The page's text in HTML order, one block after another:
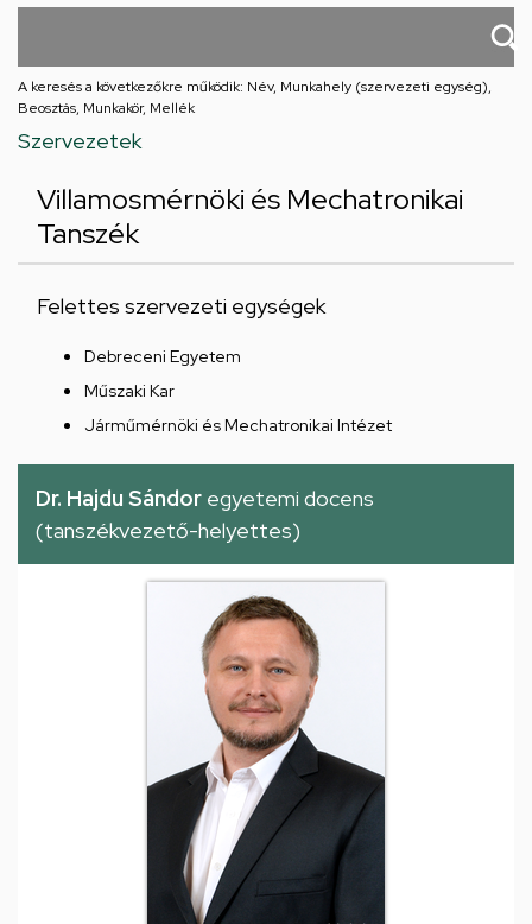
A keresés a következőkre működik: Név, Munkahely (szervezeti egység),
Beosztás, Munkakör, Mellék
Szervezetek
Villamosmérnöki és Mechatronikai
Tanszék
Felettes szervezeti egységek
Debreceni Egyetem
Műszaki Kar
Járműmérnöki és Mechatronikai Intézet
Dr. Hajdu Sándor egyetemi docens
(tanszékvezető-helyettes)